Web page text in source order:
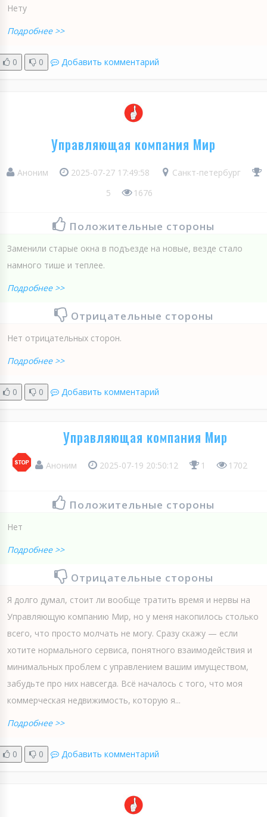
Нету
Подробнее >>
0 0 Добавить комментарий
Управляющая компания Мир
Аноним 2025-07-27 17:49:58
Санкт-петербург
5
1676
Положительные стороны
Заменили старые окна в подъезде на новые, везде стало
намного тише и теплее.
Подробнее >>
Отрицательные стороны
Нет отрицательных сторон.
Подробнее >>
0 0 Добавить комментарий
Управляющая компания Мир
Аноним 2025-07-19 20:50:12 1 1702
Положительные стороны
Нет
Подробнее >>
Отрицательные стороны
Я долго думал, стоит ли вообще тратить время и нервы на
Управляющую компанию Мир, но у меня накопилось столько
всего, что просто молчать не могу. Сразу скажу — если
хотите нормального сервиса, понятного взаимодействия и
минимальных проблем с управлением вашим имуществом,
забудьте про них навсегда. Всё началось с того, что моя
коммерческая недвижимость, которую я...
Подробнее >>
0 0 Добавить комментарий